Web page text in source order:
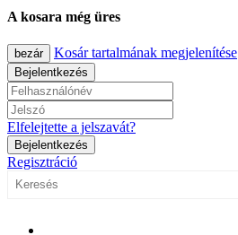
A kosara még üres
bezár Kosár tartalmának megjelenítése
Bejelentkezés
Elfelejtette a jelszavát?
Bejelentkezés
Regisztráció